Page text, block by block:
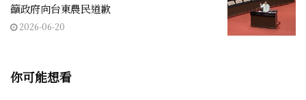
籲政府向台東農民道歉
2026-06-20
你可能想看